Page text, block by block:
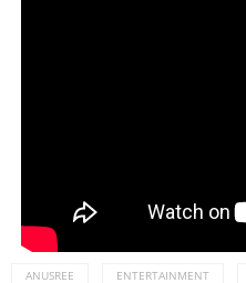
ANUSREE ENTERTAINMENT